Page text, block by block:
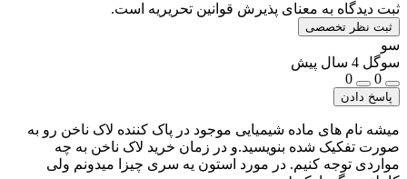
ثبت دیدگاه به معنای پذیرش قوانین تحریریه است.
ثبت نظر تخصصی
سو
سوگل 4 سال پیش
0
0
پاسخ دادن
میشه نام های ماده شیمیایی موجود در پاک کننده لاک ناخن رو به
صورت تفکیک شده بنویسید.و در زمان خرید لاک ناخن به چه
مواردی توجه کنیم. در مورد استون یه سری چیزا میدونم ولی